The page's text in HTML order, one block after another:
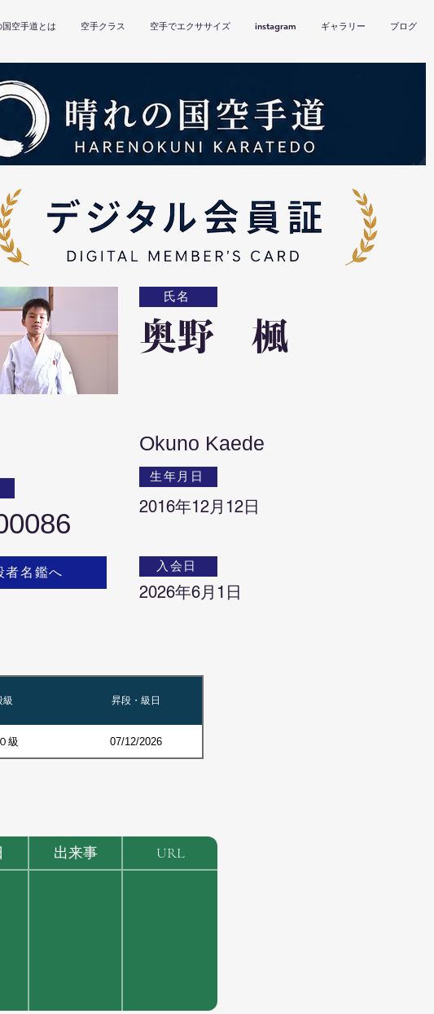
空手道とは 空手クラス 空手でエクササイズ instagram ギャラリー ブログ
氏名
奥野 楓
Okuno Kaede
者名鑑へ
生年月日
2016年12月12日
入会日
2026年6月1日
級 昇段・級日
級 07/12/2026
出来事 URL